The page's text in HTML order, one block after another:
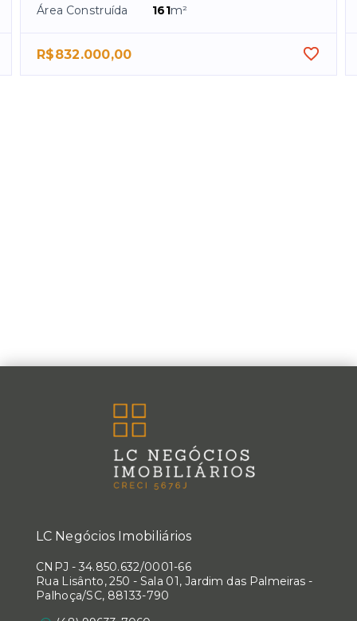
Área Construída
161m²
R$832.000,00
LC Negócios Imobiliários
CNPJ - 34.850.632/0001-66
Rua Lisânto, 250 - Sala 01, Jardim das Palmeiras -
Palhoça/SC, 88133-790